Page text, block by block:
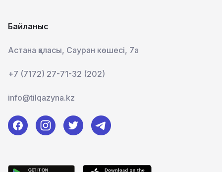
Байланыс
Астана қаласы, Сауран көшесі, 7а
+7 (7172) 27-71-32 (202)
info@tilqazyna.kz